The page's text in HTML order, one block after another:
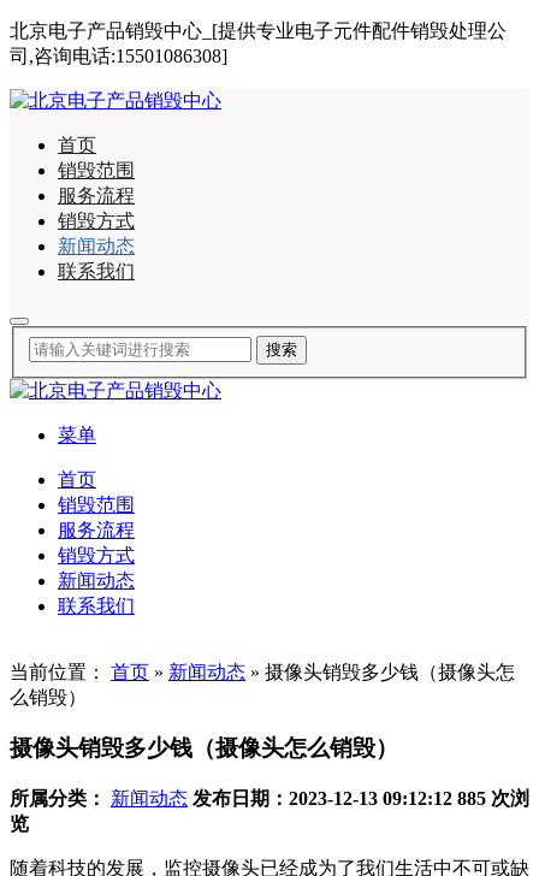
北京电子产品销毁中心_[提供专业电子元件配件销毁处理公
司,咨询电话:15501086308]
首页
销毁范围
服务流程
销毁方式
新闻动态
联系我们
菜单
首页
销毁范围
服务流程
销毁方式
新闻动态
联系我们
当前位置： 首页 » 新闻动态 » 摄像头销毁多少钱（摄像头怎
么销毁）
摄像头销毁多少钱（摄像头怎么销毁）
所属分类： 新闻动态 发布日期：2023-12-13 09:12:12 885 次浏
览
随着科技的发展，监控摄像头已经成为了我们生活中不可或缺